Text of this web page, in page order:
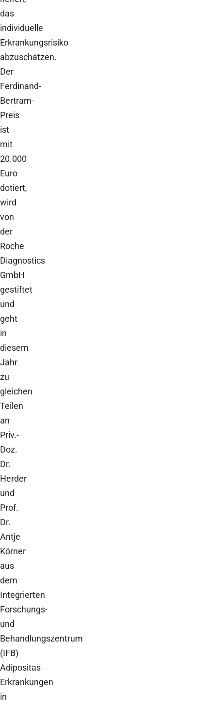
das
individuelle
Erkrankungsrisiko
abzuschätzen.
Der
Ferdinand-
Bertram-
Preis
ist
mit
20.000
Euro
dotiert,
wird
von
der
Roche
Diagnostics
GmbH
gestiftet
und
geht
in
diesem
Jahr
zu
gleichen
Teilen
an
Priv.-
Doz.
Dr.
Herder
und
Prof.
Dr.
Antje
Körner
aus
dem
Integrierten
Forschungs-
und
Behandlungszentrum
(IFB)
Adipositas
Erkrankungen
in